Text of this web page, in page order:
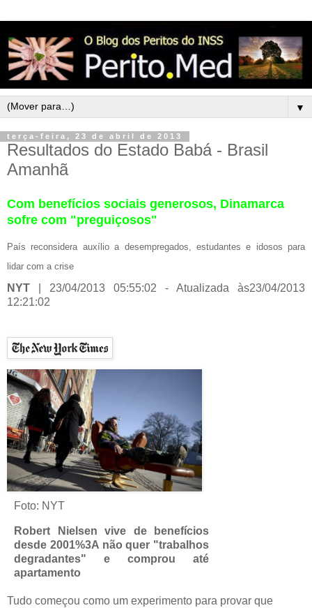
▼
terça-feira, 23 de abril de 2013
Resultados do Estado Babá - Brasil
Amanhã
Com benefícios sociais generosos, Dinamarca
sofre com "preguiçosos"
País reconsidera auxílio a desempregados, estudantes e idosos para
lidar com a crise
NYT 23/04/2013 05:55:02 - Atualizada às23/04/2013
12:21:02
Foto: NYT
Robert Nielsen vive de benefícios
desde 2001%3A não quer "trabalhos
degradantes" e comprou até
apartamento
Tudo começou como um experimento para provar que